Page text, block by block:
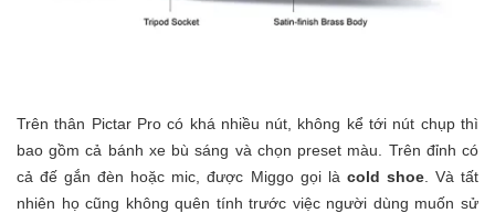
Trên thân Pictar Pro có khá nhiều nút, không kể tới nút chụp thì
bao gồm cả bánh xe bù sáng và chọn preset màu. Trên đỉnh có
cả đế gắn đèn hoặc mic, được Miggo gọi là cold shoe. Và tất
nhiên họ cũng không quên tính trước việc người dùng muốn sử